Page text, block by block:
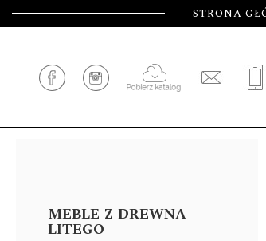
STRONA
MEBLE Z DREWNA
LITEGO